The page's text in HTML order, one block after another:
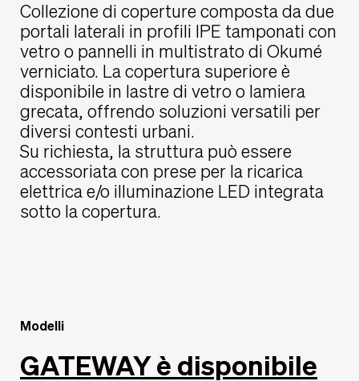
Collezione di coperture composta da due
portali laterali in profili IPE tamponati con
vetro o pannelli in multistrato di Okumé
verniciato. La copertura superiore è
disponibile in lastre di vetro o lamiera
grecata, offrendo soluzioni versatili per
diversi contesti urbani.
Su richiesta, la struttura può essere
accessoriata con prese per la ricarica
elettrica e/o illuminazione LED integrata
sotto la copertura.
Modelli
GATEWAY è disponibile